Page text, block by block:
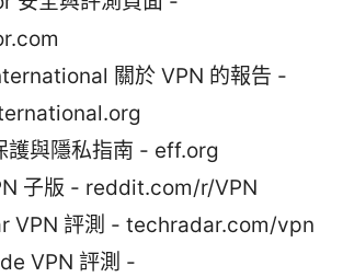
關於 VPN 的報告 -
護與隱私指南 - eff.org
子版 - reddit.com/r/VPN
VPN 評測 - techradar.com/vpn
VPN 評測 -